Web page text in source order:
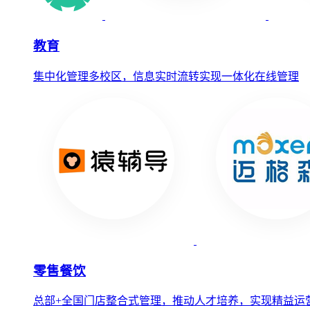
教育
集中化管理多校区，信息实时流转实现一体化在线管理
零售餐饮
总部+全国门店整合式管理，推动人才培养，实现精益运